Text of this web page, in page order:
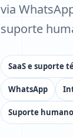
via
suporte
SaaS e suporte
WhatsApp
Suporte humano